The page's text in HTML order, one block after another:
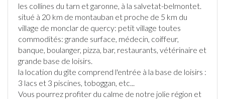
les collines du tarn et garonne, à la salvetat-belmontet.
situé à 20 km de montauban et proche de 5 km du
village de monclar de quercy: petit village toutes
commodités: grande surface, médecin, coiffeur,
banque, boulanger, pizza, bar, restaurants, vétérinaire et
grande base de loisirs.
la location du gîte comprend l'entrée à la base de loisirs :
3 lacs et 3 piscines, toboggan, etc...
Vous pourrez profiter du calme de notre jolie région et